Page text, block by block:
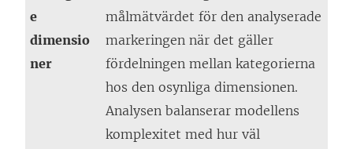
e
dimensio
ner
målmätvärdet för den analyserade
markeringen när det gäller
fördelningen mellan kategorierna
hos den osynliga dimensionen.
Analysen balanserar modellens
komplexitet med hur väl